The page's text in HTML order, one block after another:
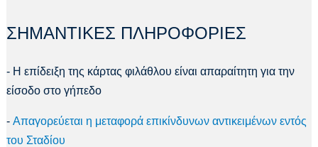
ΣΗΜΑΝΤΙΚΕΣ ΠΛΗΡΟΦΟΡΙΕΣ
- Η επίδειξη της κάρτας φιλάθλου είναι απαραίτητη για την
είσοδο στο γήπεδο
- Απαγορεύεται η μεταφορά επικίνδυνων αντικειμένων εντός
του Σταδίου